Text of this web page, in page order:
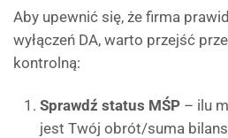
Aby upewnić się, że firma
wyłączeń DA, warto przejść
kontrolną:
Sprawdź status MŚP – ilu
jest Twój obrót/suma